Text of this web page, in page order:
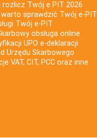
rozlicz Twój e PIT 2026
sprawdzić Twój e-PIT
Twój e-PIT
obsługa online
UPO e-deklaracji
Urzędu Skarbowego
VAT, CIT, PCC oraz inne